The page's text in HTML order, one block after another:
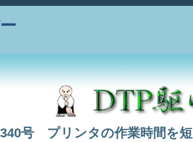
号 プリンタの作業時間を短